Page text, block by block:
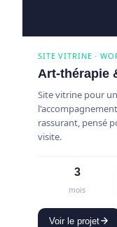
SITE VITRINE ·
Art-thérapie
Site vitrine pour
rassurant, pensé
visite.
3
mois
Voir le projet